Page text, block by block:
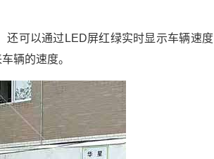
还可以通过LED屏红绿实时显示车辆速度
辆的速度。